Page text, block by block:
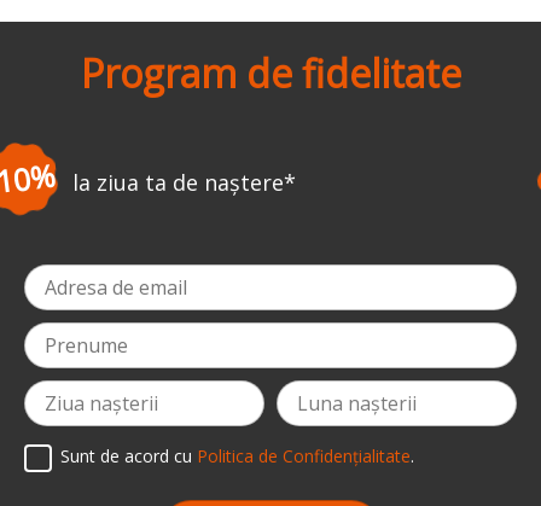
Program de fidelitate
-3% la prima comandă
Sunt de acord cu Politica de Confidențialitate.